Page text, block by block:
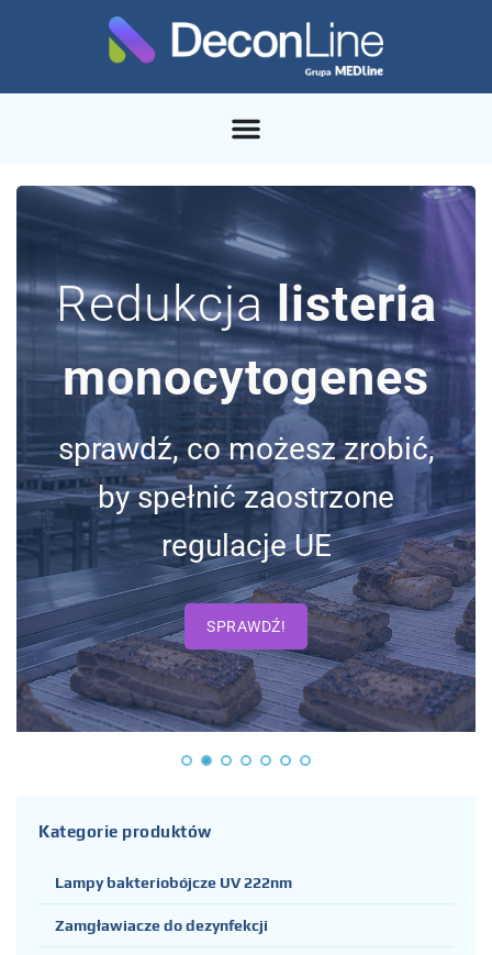
Kategorie produktów
Lampy bakteriobójcze UV 222nm
Zamgławiacze do dezynfekcji
Redukcjalisteria
monocytogenes
sprawdź, co możesz zrobić,
by spełnić zaostrzone
regulacje UE
SPRAWDŹ!